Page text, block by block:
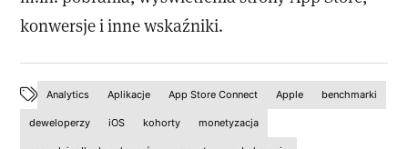
konwersje i inne wskaźniki.
Analytics Aplikacje App Store Connect Apple benchmarki
deweloperzy iOS kohorty monetyzacja